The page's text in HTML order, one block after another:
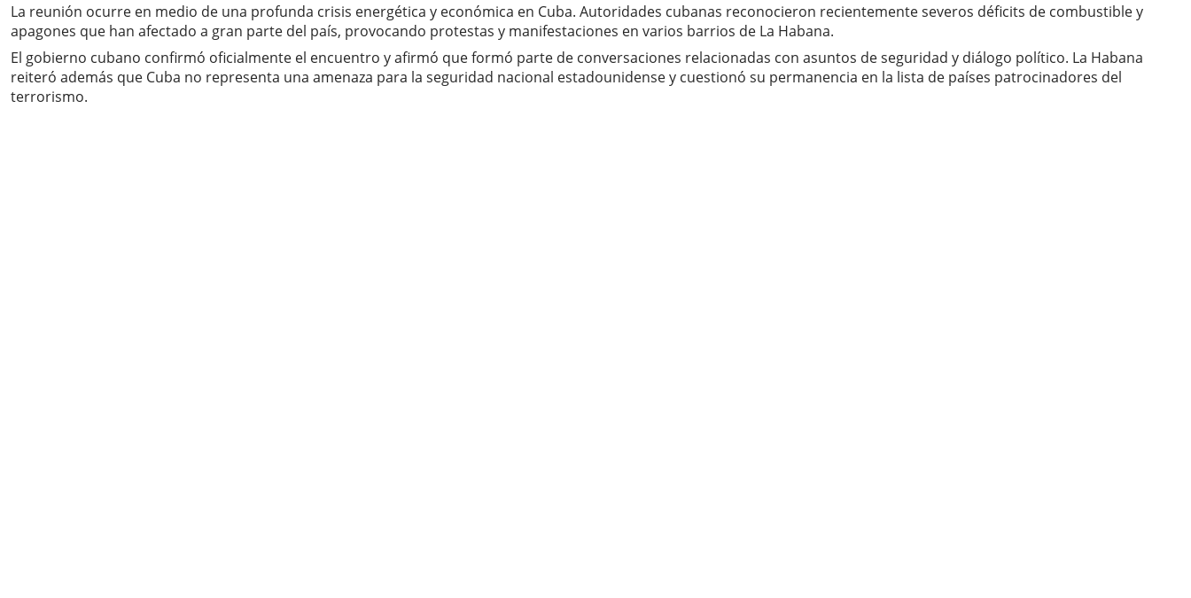
La reunión ocurre en medio de una profunda crisis energética y económica en Cuba. Autoridades cubanas reconocieron recientemente severos déficits de combustible y
apagones que han afectado a gran parte del país, provocando protestas y manifestaciones en varios barrios de La Habana.
El gobierno cubano confirmó oficialmente el encuentro y afirmó que formó parte de conversaciones relacionadas con asuntos de seguridad y diálogo político. La Habana
reiteró además que Cuba no representa una amenaza para la seguridad nacional estadounidense y cuestionó su permanencia en la lista de países patrocinadores del
terrorismo.